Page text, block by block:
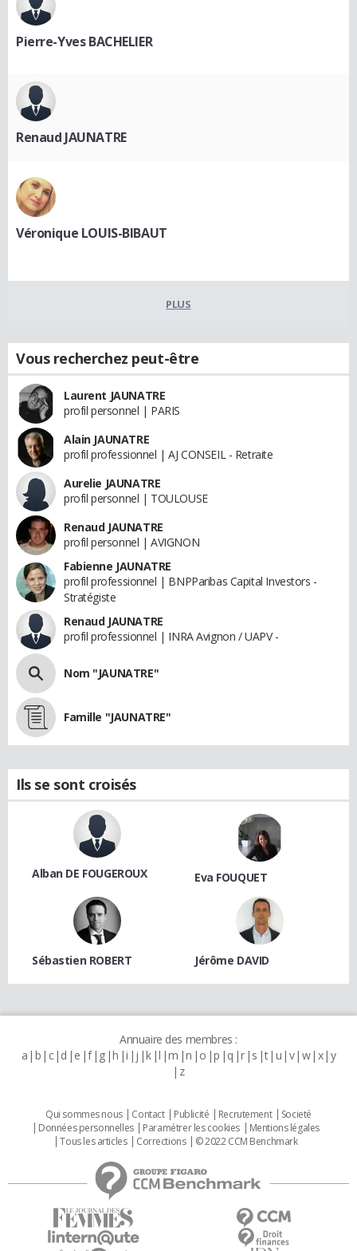
Pierre-Yves BACHELIER
Renaud JAUNATRE
Véronique LOUIS-BIBAUT
PLUS
Vous recherchez peut-être
Laurent JAUNATRE
profil personnel | PARIS
Alain JAUNATRE
profil professionnel | AJ CONSEIL - Retraite
Aurelie JAUNATRE
profil personnel | TOULOUSE
Renaud JAUNATRE
profil personnel | AVIGNON
Fabienne JAUNATRE
profil professionnel | BNPParibas Capital Investors -
Stratégiste
Renaud JAUNATRE
profil professionnel | INRA Avignon / UAPV -
Nom "JAUNATRE"
Famille "JAUNATRE"
Ils se sont croisés
Alban DE FOUGEROUX Eva FOUQUET
Sébastien ROBERT Jérôme DAVID
Annuaire des membres :
a b c d e f g h i j k l m n o p q r s t u v w x y
z
Qui sommes nous Contact Publicité Recrutement
Societé
Données personnelles
Paramétrer les cookies
Mentions légales
Tous les articles
Corrections © 2022 CCM Benchmark